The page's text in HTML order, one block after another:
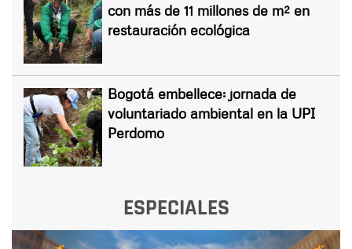
con más de 11 millones de m² en
restauración ecológica
Bogotá embellece: jornada de
voluntariado ambiental en la UPI
Perdomo
ESPECIALES